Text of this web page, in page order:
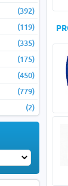
(392)
(119)
(335)
(175)
(450)
(779)
(2)